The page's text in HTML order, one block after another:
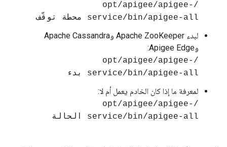
/opt/apigee/apigee-
service/bin/apigee-all محطة توقّف
لبدء Apache ZooKeeper وApache Cassandra
وApigee Edge:
/opt/apigee/apigee-
service/bin/apigee-all بدء
لمعرفة ما إذا كان الخادم يعمل أم لا:
/opt/apigee/apigee-
service/bin/apigee-all الحالة